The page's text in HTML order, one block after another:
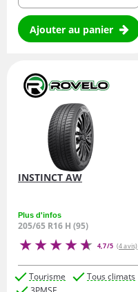
Ajouter au panier
INSTINCT AW
Plus d'infos
205/65 R16 H (95)
4,7/5 (4 avis)
Tourisme
Tous climats